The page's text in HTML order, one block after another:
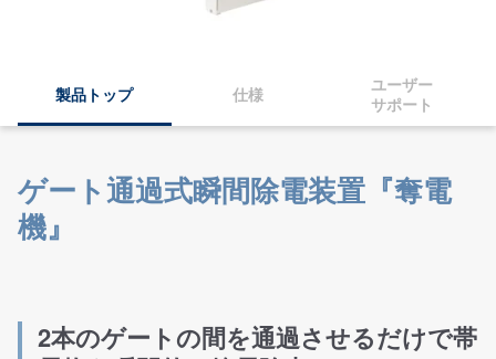
製品トップ 仕様
ユーザー
サポート
ゲート通過式瞬間除電装置『奪電
機』
2本のゲートの間を通過させるだけで帯